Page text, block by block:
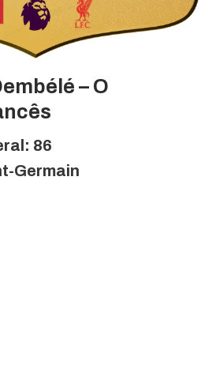
– O
86
Germain